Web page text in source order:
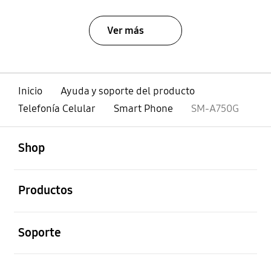
Ver más
Inicio
Ayuda y soporte del producto
Telefonía Celular
Smart Phone SM-A750G
Shop
Productos
Soporte